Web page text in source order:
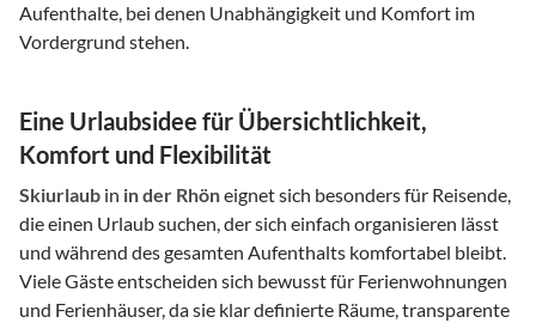
Aufenthalte, bei denen Unabhängigkeit und Komfort im
Vordergrund stehen.
Eine Urlaubsidee für Übersichtlichkeit,
Komfort und Flexibilität
Skiurlaub in in der Rhöneignet sich besonders für Reisende,
die einen Urlaub suchen, der sich einfach organisieren lässt
und während des gesamten Aufenthalts komfortabel bleibt.
Viele Gäste entscheiden sich bewusst für Ferienwohnungen
und Ferienhäuser, da sie klar definierte Räume, transparente